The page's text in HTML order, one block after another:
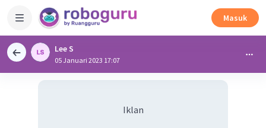
Masuk
Lee S
05 Januari 2023 17:07
Iklan